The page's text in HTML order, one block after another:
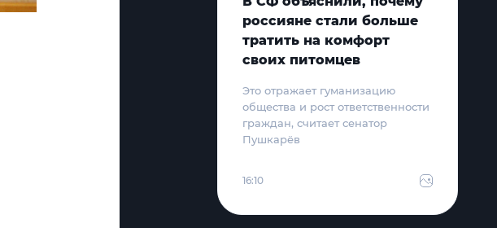
россияне стали больше
тратить на комфорт
своих питомцев
Это отражает гуманизацию
общества и рост ответственности
граждан, считает сенатор
Пушкарёв
16:10